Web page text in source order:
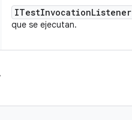
ITestInvocationListener
que se ejecutan.